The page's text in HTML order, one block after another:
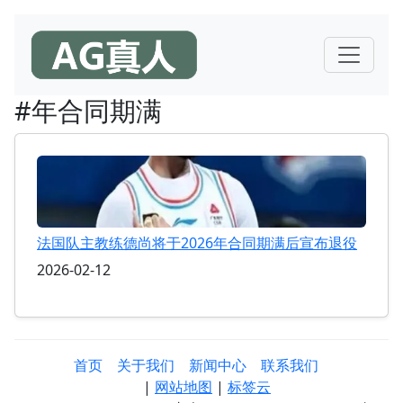
#年合同期满
法国队主教练德尚将于2026年合同期满后宣布退役
2026-02-12
首页 关于我们 新闻中心
联系我们
| 网站地图 | 标签云